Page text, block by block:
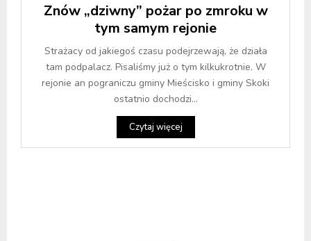
Znów „dziwny” pożar po zmroku w
tym samym rejonie
Strażacy od jakiegoś czasu podejrzewają, że działa
tam podpalacz. Pisaliśmy już o tym kilkukrotnie. W
rejonie an pograniczu gminy Mieścisko i gminy Skoki
ostatnio dochodzi...
Czytaj więcej